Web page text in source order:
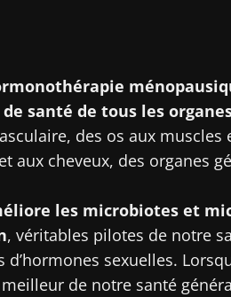
santé de tous les
des os aux
aux cheveux, des organes
les microbiotes et
, véritables pilotes de notre
d’hormones sexuelles.
de notre santé